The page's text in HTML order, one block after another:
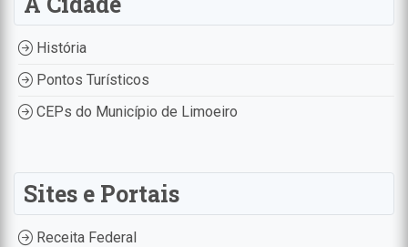
História
Pontos Turísticos
CEPs do Município de Limoeiro
Sites e Portais
Receita Federal